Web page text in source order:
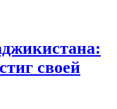
своей